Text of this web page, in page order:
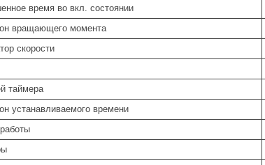
время во вкл. состоянии
вращающего момента
скорости
таймера
устанавливаемого времени